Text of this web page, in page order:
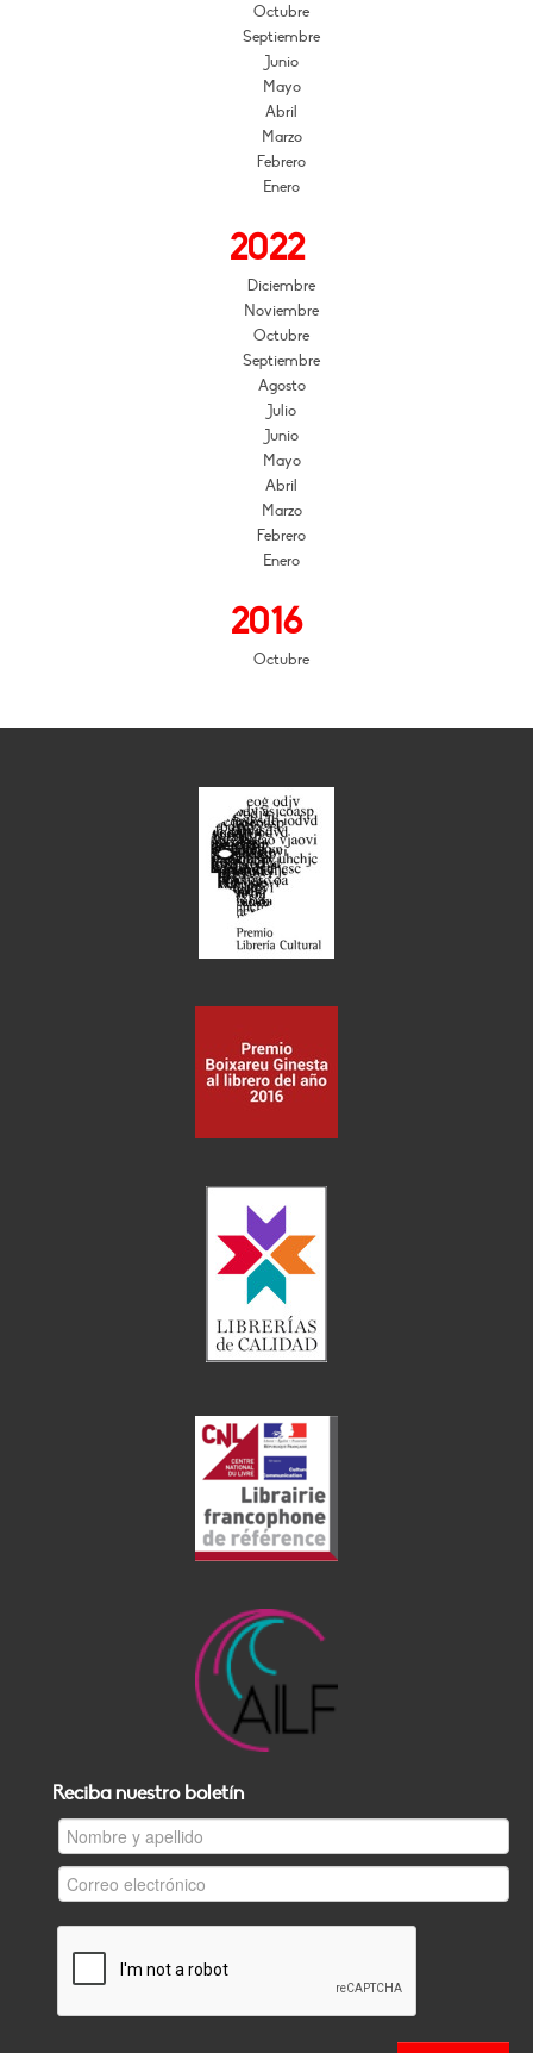
Octubre
Septiembre
Junio
Mayo
Abril
Marzo
Febrero
Enero
2022
Diciembre
Noviembre
Octubre
Septiembre
Agosto
Julio
Junio
Mayo
Abril
Marzo
Febrero
Enero
2016
Octubre
Reciba nuestro boletín